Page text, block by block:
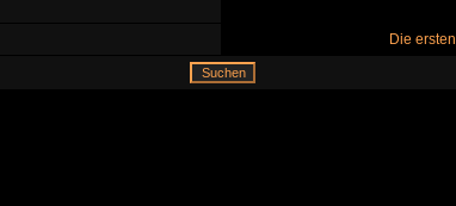
Die ersten